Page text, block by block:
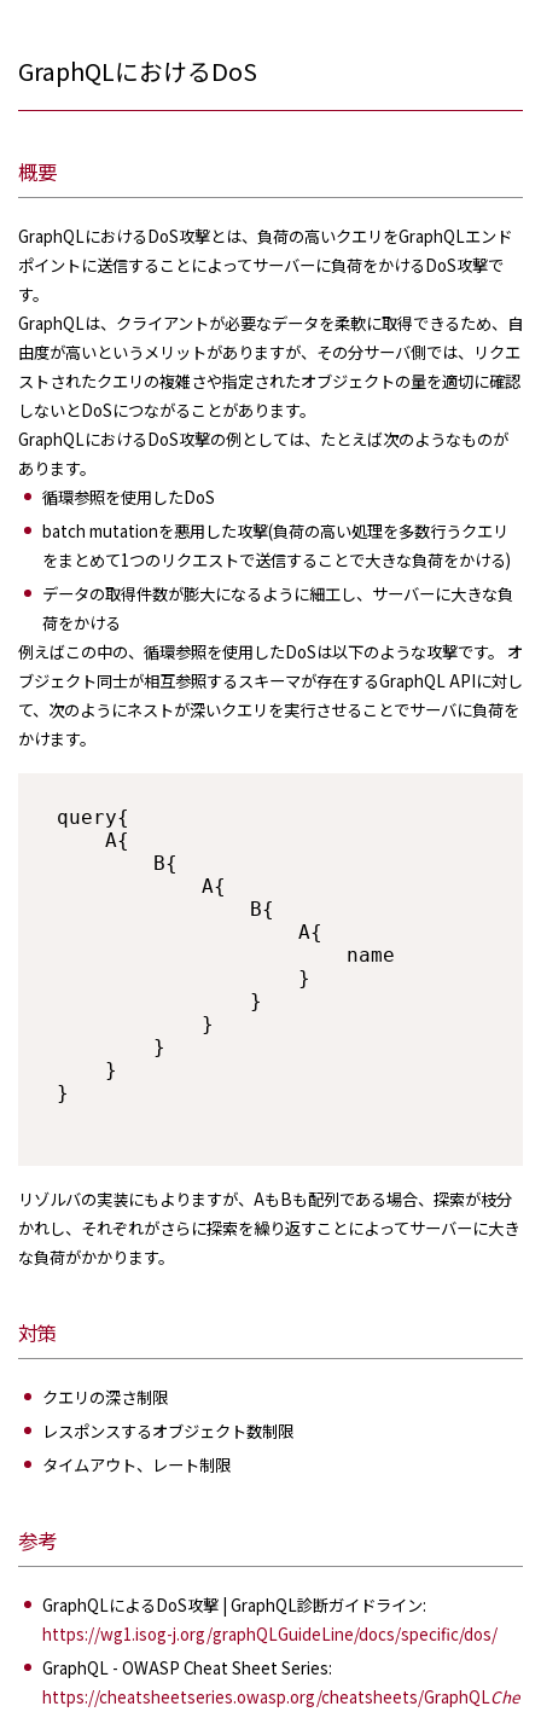
GraphQLにおけるDoS
概要
GraphQLにおけるDoS攻撃とは、負荷の高いクエリをGraphQLエンド
ポイントに送信することによってサーバーに負荷をかけるDoS攻撃で
す。
GraphQLは、クライアントが必要なデータを柔軟に取得できるため、自
由度が高いというメリットがありますが、その分サーバ側では、リクエ
ストされたクエリの複雑さや指定されたオブジェクトの量を適切に確認
しないとDoSにつながることがあります。
GraphQLにおけるDoS攻撃の例としては、たとえば次のようなものが
あります。
循環参照を使用したDoS
batch mutationを悪用した攻撃(負荷の高い処理を多数行うクエリ
をまとめて1つのリクエストで送信することで大きな負荷をかける)
データの取得件数が膨大になるように細工し、サーバーに大きな負
荷をかける
例えばこの中の、循環参照を使用したDoSは以下のような攻撃です。 オ
ブジェクト同士が相互参照するスキーマが存在するGraphQL APIに対し
て、次のようにネストが深いクエリを実行させることでサーバに負荷を
かけます。
query{
    A{
        B{
            A{
                B{
                    A{
                        name
                    }
                }
            }
        }
    }
リゾルバの実装にもよりますが、AもBも配列である場合、探索が枝分
かれし、それぞれがさらに探索を繰り返すことによってサーバーに大き
な負荷がかかります。
対策
クエリの深さ制限
レスポンスするオブジェクト数制限
タイムアウト、レート制限
参考
GraphQLによるDoS攻撃 | GraphQL診断ガイドライン:
https://wg1.isog-j.org/graphQLGuideLine/docs/specific/dos/
GraphQL - OWASP Cheat Sheet Series:
https://cheatsheetseries.owasp.org/cheatsheets/GraphQLChe